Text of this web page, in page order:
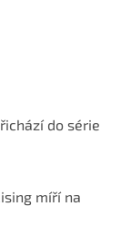
do série
míří na